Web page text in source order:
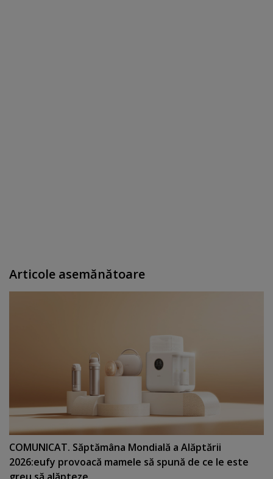
Articole asemănătoare
COMUNICAT. Săptămâna Mondială a Alăptării
2026:eufy provoacă mamele să spună de ce le este